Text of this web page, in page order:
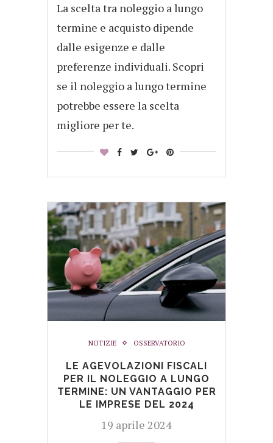
La scelta tra noleggio a lungo
termine e acquisto dipende
dalle esigenze e dalle
preferenze individuali. Scopri
se il noleggio a lungo termine
potrebbe essere la scelta
migliore per te.
NOTIZIE OSSERVATORIO
LE AGEVOLAZIONI FISCALI
PER IL NOLEGGIO A LUNGO
TERMINE: UN VANTAGGIO PER
LE IMPRESE DEL 2024
19 aprile 2024